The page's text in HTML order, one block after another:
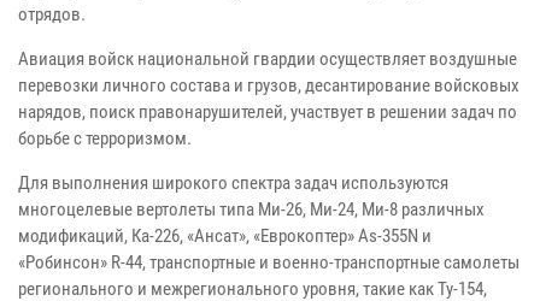
отрядов.
Авиация войск национальной гвардии осуществляет воздушные
перевозки личного состава и грузов, десантирование войсковых
нарядов, поиск правонарушителей, участвует в решении задач по
борьбе с терроризмом.
Для выполнения широкого спектра задач используются
многоцелевые вертолеты типа Ми-26, Ми-24, Ми-8 различных
модификаций, Ка-226, «Ансат», «Еврокоптер» Аs-355N и
«Робинсон» R-44, транспортные и военно-транспортные самолеты
регионального и межрегионального уровня, такие как Ту-154,